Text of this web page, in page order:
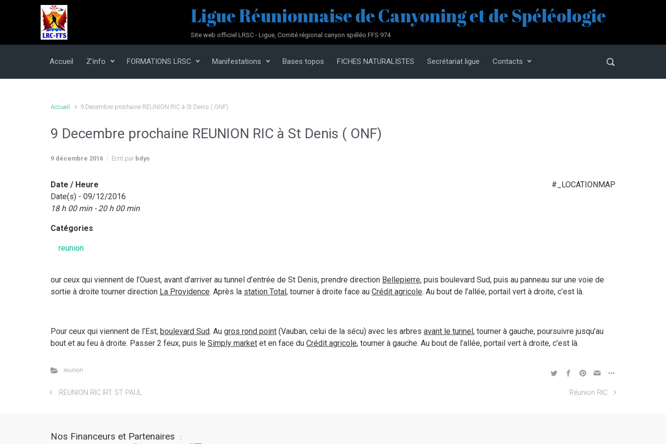
Skip to main content Ligue Réunionnaise de Canyoning et de Spéléologie
Site web officiel LRSC - Ligue, Comité régional canyon spéléo FFS 974
Accueil Z'info FORMATIONS LRSC Manifestations Bases topos FICHES NATURALISTES Secrétariat ligue Contacts
Accueil 9 Decembre prochaine REUNION RIC à St Denis ( ONF)
9 Decembre prochaine REUNION RIC à St Denis ( ONF)
9 décembre 2016 Ecrit par bdys
#_LOCATIONMAP
Date / Heure
Date(s) - 09/12/2016
18 h 00 min - 20 h 00 min
Catégories
reunion
our ceux qui viennent de l’Ouest, avant d’arriver au tunnel d’entrée de St Denis, prendre direction Bellepierre, puis boulevard Sud, puis au panneau sur une voie de
sortie à droite tourner direction La Providence. Après la station Total, tourner à droite face au Crédit agricole. Au bout de l’allée, portail vert à droite, c’est là.
Pour ceux qui viennent de l’Est, boulevard Sud. Au gros rond point (Vauban, celui de la sécu) avec les arbres avant le tunnel, tourner à gauche, poursuivre jusqu’au
bout et au feu à droite. Passer 2 feux, puis le Simply market et en face du Crédit agricole, tourner à gauche. Au bout de l’allée, portail vert à droite, c’est là.
reunion
REUNION RIC IRT ST PAUL Réunion RIC
Nos Financeurs et Partenaires :